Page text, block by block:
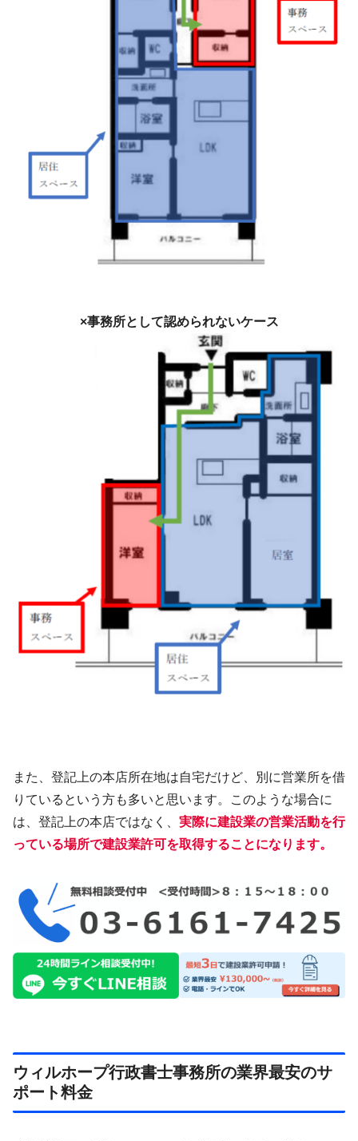
×事務所として認められないケース
また、登記上の本店所在地は自宅だけど、別に営業所を借
りているという方も多いと思います。このような場合に
は、登記上の本店ではなく、 実際に建設業の営業活動を行
っている場所で建設業許可を取得することになります。
ウィルホープ行政書士事務所の業界最安のサ
ポート料金